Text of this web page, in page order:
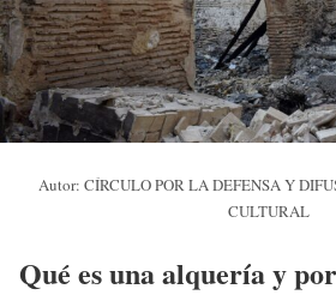
Autor: CÍRCULO POR LA DEFENSA Y
CULTURAL
Qué es una alquería y